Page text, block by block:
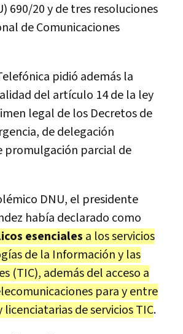
690/20 y de tres resoluciones
de Comunicaciones
pidió además la
del artículo 14 de la ley
legal de los Decretos de
de delegación
promulgación parcial de
DNU, el presidente
había declarado como
esenciales a los servicios
de la Información y las
(TIC), además del acceso a
para y entre
licenciatarias de servicios TIC.